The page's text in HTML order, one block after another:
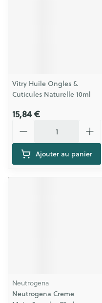
Vitry Huile Ongles &
Cuticules Naturelle 10ml
15,84 €
Ajouter au panier
Neutrogena
Neutrogena Creme